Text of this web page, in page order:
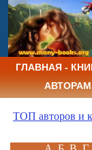
ГЛАВНАЯ -
ТОП авторов и